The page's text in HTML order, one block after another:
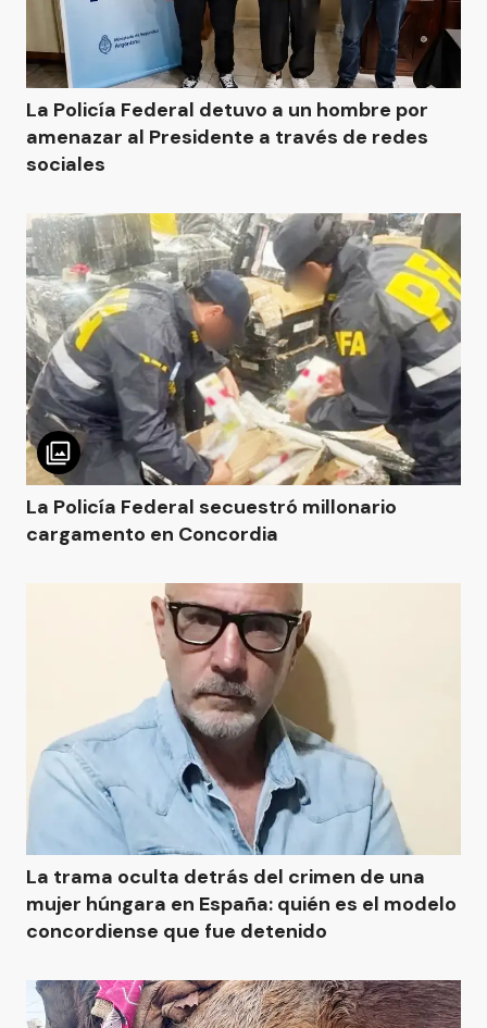
La Policía Federal detuvo a un hombre por
amenazar al Presidente a través de redes
sociales
La Policía Federal secuestró millonario
cargamento en Concordia
La trama oculta detrás del crimen de una
mujer húngara en España: quién es el modelo
concordiense que fue detenido